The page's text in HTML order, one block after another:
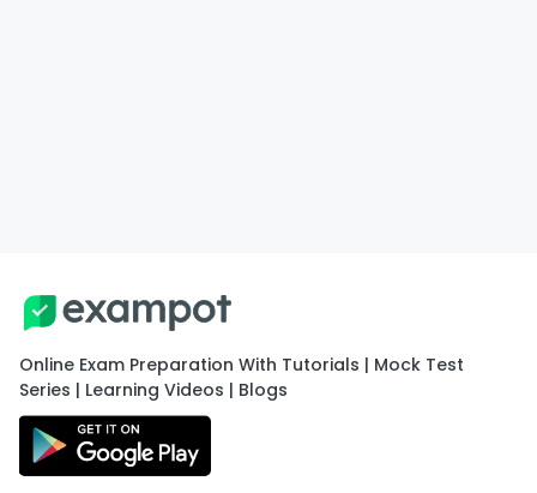
Online Exam Preparation With Tutorials | Mock Test
Series | Learning Videos | Blogs